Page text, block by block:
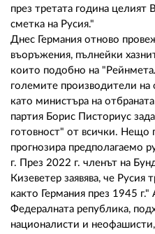
през третата година целият
сметка на Русия."
Днес Германия отново
въоръжения, пълнейки
които подобно на
големите производители
като министъра на
партия Борис Писториус
готовност" от всички. Нещо
прогнозира предполагаемо
г. През 2022 г. членът на
Кизеветер заявява, че Русия
както Германия през 1945 г."
Федералната република,
националисти и неофашисти,